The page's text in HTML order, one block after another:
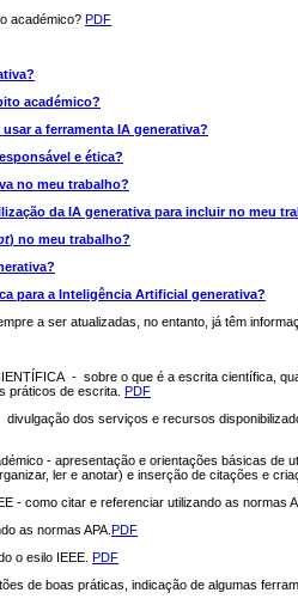
académico? PDF
académico?
a ferramenta IA generativa?
e ética?
no meu trabalho?
da IA generativa para incluir no meu
) no meu trabalho?
para a Inteligência Artificial generativa?
a ser atualizadas, no entanto, já têm
- sobre o que é a escrita científica,
práticos de escrita. PDF
divulgação dos serviços e recursos
- apresentação e orientações básicas de
ler e anotar) e inserção de citações e
- como citar e referenciar utilizando as normas
as normas APA. PDF
o esilo IEEE. PDF
de boas práticas, indicação de algumas